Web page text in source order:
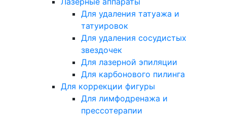
Для удаления татуажа и
татуировок
Для удаления сосудистых
звездочек
Для лазерной эпиляции
Для карбонового пилинга
Для коррекции фигуры
Для лимфодренажа и
прессотерапии